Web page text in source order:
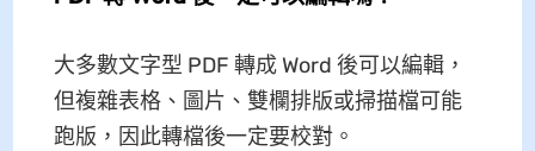
大多數文字型 PDF 轉成 Word 後可以編輯，
但複雜表格、圖片、雙欄排版或掃描檔可能
跑版，因此轉檔後一定要校對。